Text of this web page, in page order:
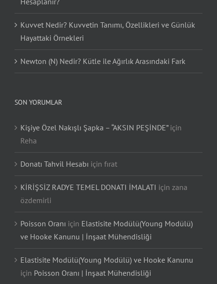
Kuvvet Nedir? Kuvvetin Tanımı, Özellikleri ve Günlük
Hayattaki Örnekleri
Newton (N) Nedir? Kütle ile Ağırlık Arasındaki Fark
SON YORUMLAR
Kişiye Özel Nakışlı Şapka – “AKSIN PEŞİNDE”için
Reha
Donatı Tahvil Hesabı için fırat
KİRİŞSİZ RADYE TEMEL DONATI İMALATI için zana
özdemirli
Poisson Oranı için Elastisite Modülü(Young Modülü)
ve Hooke Kanunu | İnşaat Mühendisliği
Elastisite Modülü(Young Modülü) ve Hooke Kanunu
için Poisson Oranı | İnşaat Mühendisliği